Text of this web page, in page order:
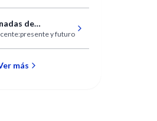
de
y futuro
más